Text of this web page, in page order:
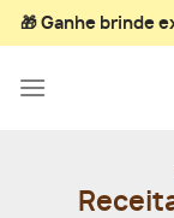
Skip
to
🎁 Ganhe brinde